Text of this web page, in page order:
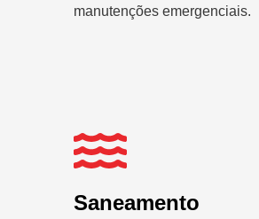
manutenções emergenciais.
Saneamento